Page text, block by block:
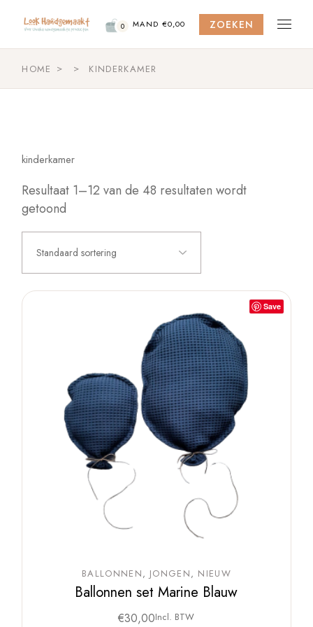
content
0 MAND €0,00 ZOEKEN
HOME KINDERKAMER
kinderkamer
Resultaat 1–12 van de 48 resultaten wordt
getoond
Standaard sortering
Save
BALLONNEN JONGEN NIEUW
Ballonnen set Marine Blauw
€30,00Incl. BTW